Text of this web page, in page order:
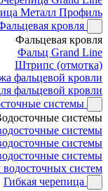
Металл Профиль
кровля
Фальцевая кровля
Фальц Grand Line
Штрипс (отмотка)
фальцевой кровли
фальцевой кровли
системы
системы
системы
системы
системы
систем
Гибкая черепица